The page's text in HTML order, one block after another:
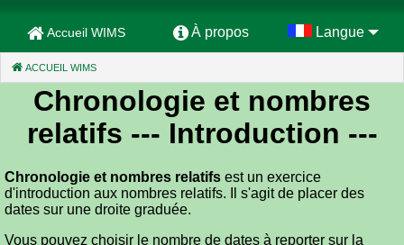
Accueil WIMS À propos Langue
ACCUEIL WIMS
Chronologie et nombres
relatifs --- Introduction ---
Chronologie et nombres relatifs est un exercice
d'introduction aux nombres relatifs. Il s'agit de placer des
dates sur une droite graduée.
Vous pouvez choisir le nombre de dates à reporter sur la